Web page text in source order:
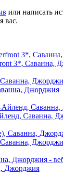
или написать
вас.
3*, Саванна,
Джорджия
Саванна,
Джорджия